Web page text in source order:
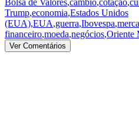
Trump,economia,Estados Unidos
(EUA),EUA,guerra,Ibovespa,
financeiro,moeda,negócios,Oriente
Ver Comentários